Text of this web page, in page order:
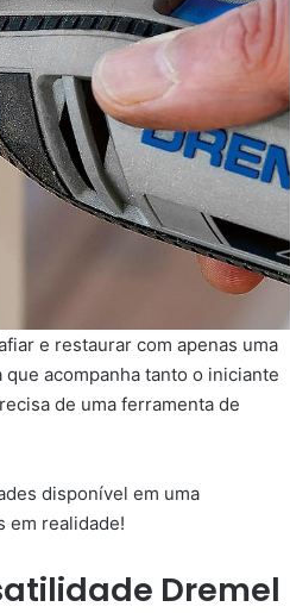
e restaurar com apenas uma
que acompanha tanto o iniciante
de uma ferramenta de
disponível em uma
em realidade!
Dremel